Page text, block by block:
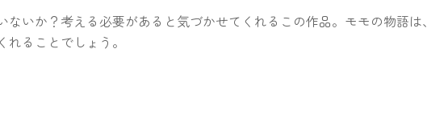
いか？考える必要があると気づかせてくれるこの作品。 モモの物語は、
ることでしょう。